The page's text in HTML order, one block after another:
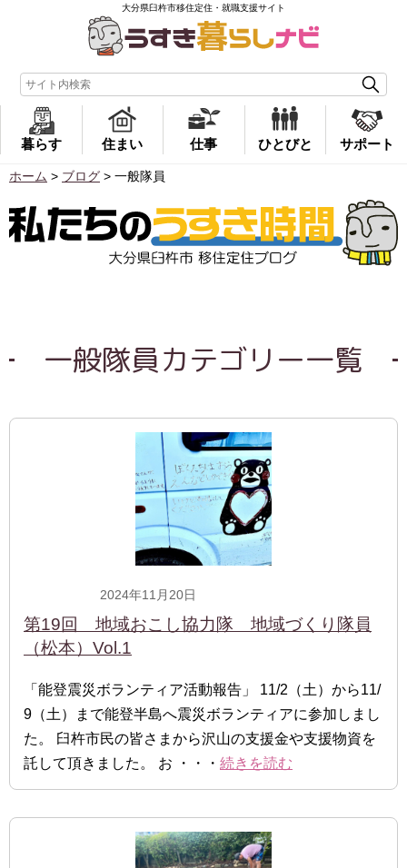
大分県臼杵市移住定住・就職支援サイト
暮らす 住まい 仕事 ひとびと サポート
ホーム > ブログ > 一般隊員
一般隊員カテゴリー一覧
2024年11月20日
第19回 地域おこし協力隊 地域づくり隊員
（松本）Vol.1
「能登震災ボランティア活動報告」 11/2（土）から11/
9（土）まで能登半島へ震災ボランティアに参加しまし
た。 臼杵市民の皆さまから沢山の支援金や支援物資を
託して頂きました。 お ・・・ 続きを読む